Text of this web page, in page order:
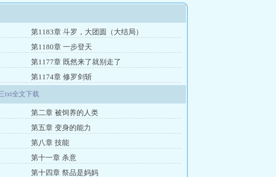
第1183章 斗罗，大团圆（大结局）
第1180章 一步登天
第1177章 既然来了就别走了
第1174章 修罗剑斩
txt全文下载
第二章 被饲养的人类
第五章 变身的能力
第八章 技能
第十一章 杀意
第十四章 祭品是妈妈